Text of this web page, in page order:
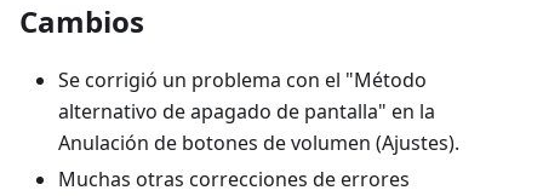
Cambios
Se corrigió un problema con el "Método
alternativo de apagado de pantalla" en la
Anulación de botones de volumen (Ajustes).
Muchas otras correcciones de errores